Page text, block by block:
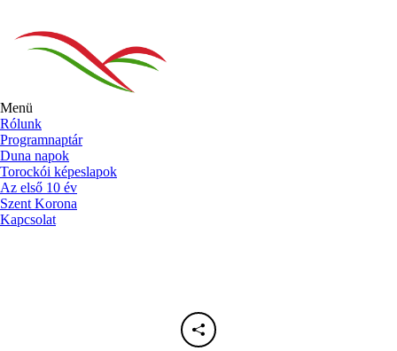
Menü
Rólunk
Programnaptár
Duna napok
Torockói képeslapok
Az első 10 év
Szent Korona
Kapcsolat